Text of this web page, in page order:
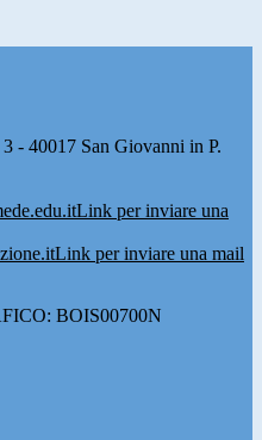
- 40017 San Giovanni in P.
Link per inviare una
Link per inviare una mail
BOIS00700N